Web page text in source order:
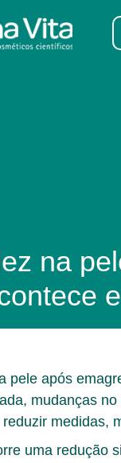
na
pele após
mudanças
medidas,
uma redução